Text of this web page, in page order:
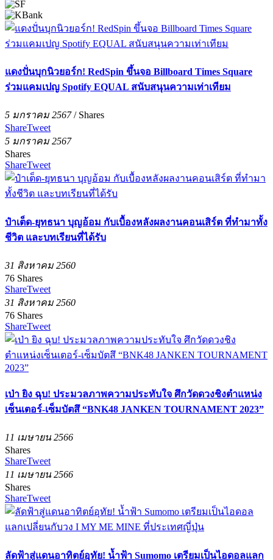
แดงปั่นบุกนิวยอร์ก! RedSpin ขึ้นจอ Billboard Times Square
ร่วมแคมเปญ Spotify EQUAL สนับสนุนความเท่าเทียม
5 มกราคม 2567/ Shares
ShareTweet
5 มกราคม 2567
Shares
ShareTweet
ป๋าเต็ด-ยุทธนา บุญอ้อม กับเบื้องหลังผลงานคอนเสิร์ต ที่ทำมาทั้ง
ชีวิต และบทเรียนที่ได้รับ
31 สิงหาคม 2560
76 Shares
ShareTweet
31 สิงหาคม 2560
76 Shares
ShareTweet
เป่า ยิง ฉุบ! ประมวลภาพความประทับใจ ศึกวัดดวงชิงตำแหน่ง
เซ็นเตอร์-เซ็มบัตสึ “BNK48 JANKEN TOURNAMENT 2023”
11 เมษายน 2566
Shares
ShareTweet
11 เมษายน 2566
Shares
ShareTweet
ลัดฟ้าสู่แดนอาทิตย์อุทัย! น้ำฟ้า Sumomo เตรียมเป็นไอดอลแลก